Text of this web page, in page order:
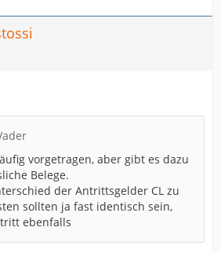
vorgetragen, aber gibt es dazu
Belege.
der Antrittsgelder CL zu
sollten ja fast identisch sein,
ebenfalls